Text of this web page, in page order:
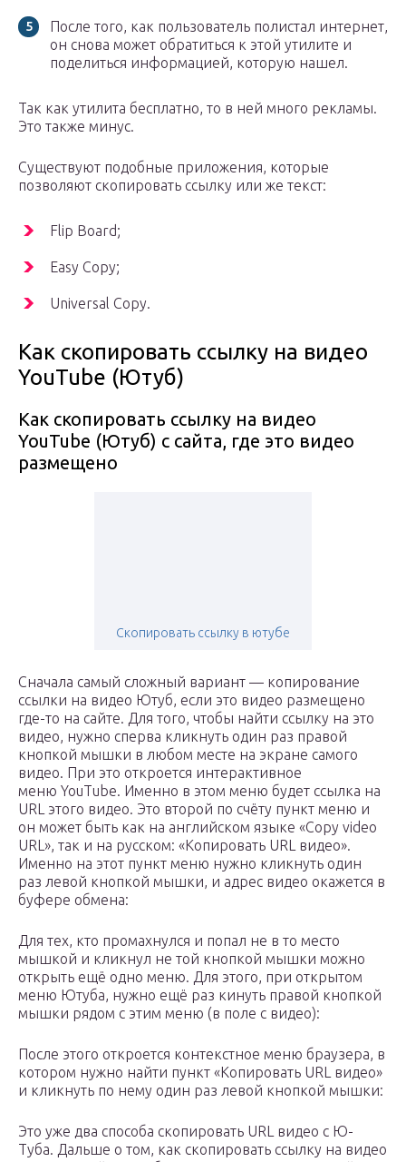
После того, как пользователь полистал интернет,
он снова может обратиться к этой утилите и
поделиться информацией, которую нашел.
Так как утилита бесплатно, то в ней много рекламы.
Это также минус.
Существуют подобные приложения, которые
позволяют скопировать ссылку или же текст:
Flip Board;
Easy Copy;
Universal Copy.
Как скопировать ссылку на видео
YouTube (Ютуб)
Как скопировать ссылку на видео
YouTube (Ютуб) с сайта, где это видео
размещено
Скопировать ссылку в ютубе
Сначала самый сложный вариант — копирование
ссылки на видео Ютуб, если это видео размещено
где-то на сайте. Для того, чтобы найти ссылку на это
видео, нужно сперва кликнуть один раз правой
кнопкой мышки в любом месте на экране самого
видео. При это откроется интерактивное
меню YouTube. Именно в этом меню будет ссылка на
URL этого видео. Это второй по счёту пункт меню и
он может быть как на английском языке «Copy video
URL», так и на русском: «Копировать URL видео».
Именно на этот пункт меню нужно кликнуть один
раз левой кнопкой мышки, и адрес видео окажется в
буфере обмена:
Для тех, кто промахнулся и попал не в то место
мышкой и кликнул не той кнопкой мышки можно
открыть ещё одно меню. Для этого, при открытом
меню Ютуба, нужно ещё раз кинуть правой кнопкой
мышки рядом с этим меню (в поле с видео):
После этого откроется контекстное меню браузера, в
котором нужно найти пункт «Копировать URL видео»
и кликнуть по нему один раз левой кнопкой мышки:
Это уже два способа скопировать URL видео с Ю-
Туба. Дальше о том, как скопировать ссылку на видео